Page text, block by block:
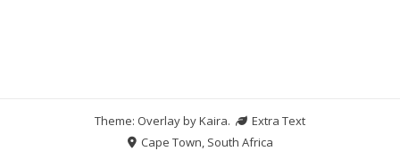
Theme: Overlay byKaira.
Extra Text
Cape Town, South Africa